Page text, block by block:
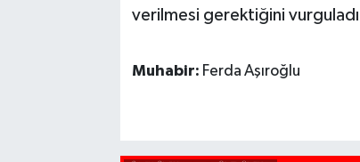
verilmesi gerektiğini
Muhabir: Ferda Aşıroğlu